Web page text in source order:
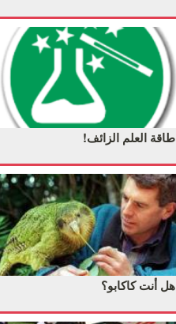
طاقة العلم الزائف!
هل أنت كاكابو؟